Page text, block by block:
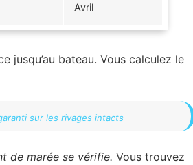
Avril
jusqu’au bateau. Vous calculez le
sur les rivages intacts
de marée se vérifie. Vous trouvez